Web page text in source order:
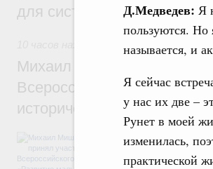
Д.Медведев: Я
пользуются. Но
называется, и
Я сейчас
у нас их две –
Рунет в моей
изменилась,
практической
для системы образования
Михаил Мишустин принял
Всероссийского форума
исторических поселений»
Председатель
осмотрел